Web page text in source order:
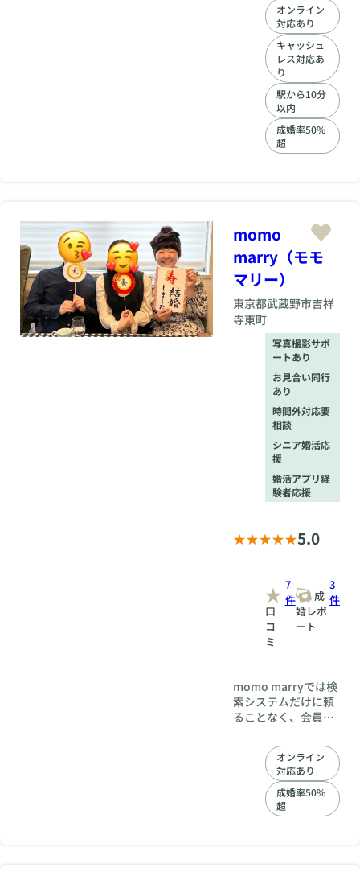
方などを都度サポー
トしていきますの
で、安心して活動が
できます。 過去や今
の現状を否定するこ
となく新たなご自分
の一面を一緒にみつ
けていきましょう。
オンライン
対応あり
キャッシュ
レス対応あ
り
駅から10分
以内
成婚率50%
超
momo
marry（モモ
マリー）
東京都武蔵野市吉祥
寺東町
写真撮影サポ
ートあり
お見合い同行
あり
時間外対応要
相談
シニア婚活応
援
婚活アプリ経
験者応援
5.0
口
コ
ミ
7
件
成
婚レポ
ート
3
件
momo marryでは検
索システムだけに頼
ることなく、会員様
オンリーワンの婚活
サポートをご案内し
ております。 分かっ
ているけどなかなか
一歩前に踏み出す事
オンライン
対応あり
成婚率50%
超